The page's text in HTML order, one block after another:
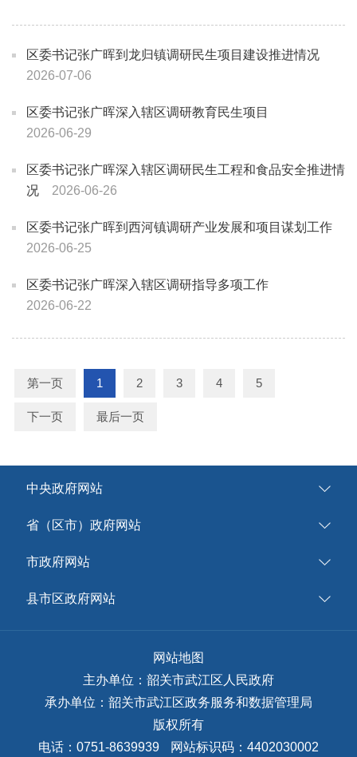
区委书记张广晖到龙归镇调研民生项目建设推进情况
2026-07-06
区委书记张广晖深入辖区调研教育民生项目
2026-06-29
区委书记张广晖深入辖区调研民生工程和食品安全推进情
况
2026-06-26
区委书记张广晖到西河镇调研产业发展和项目谋划工作
2026-06-25
区委书记张广晖深入辖区调研指导多项工作
2026-06-22
第一页 1 2 3 4 5
下一页 最后一页
中央政府网站
省（区市）政府网站
市政府网站
县市区政府网站
网站地图
主办单位：韶关市武江区人民政府
承办单位：韶关市武江区政务服务和数据管理局
版权所有
电话：0751-8639939
网站标识码：4402030002